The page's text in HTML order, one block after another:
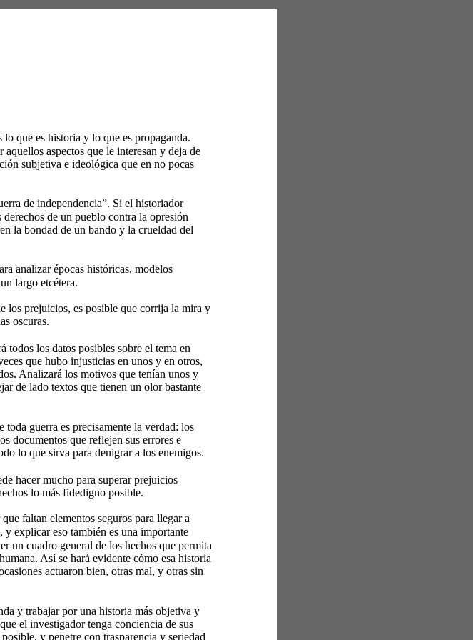
que es historia y lo que es propaganda.
aspectos que le interesan y deja de
subjetiva e ideológica que en no pocas
de independencia”. Si el historiador
de un pueblo contra la opresión
la bondad de un bando y la crueldad del
analizar épocas históricas, modelos
largo etcétera.
los prejuicios, es posible que corrija la mira y
oscuras.
los datos posibles sobre el tema en
que hubo injusticias en unos y en otros,
Analizará los motivos que tenían unos y
de lado textos que tienen un olor bastante
guerra es precisamente la verdad: los
documentos que reflejen sus errores e
lo que sirva para denigrar a los enemigos.
hacer mucho para superar prejuicios
lo más fidedigno posible.
faltan elementos seguros para llegar a
explicar eso también es una importante
un cuadro general de los hechos que permita
Así se hará evidente cómo esa historia
actuaron bien, otras mal, y otras sin
y trabajar por una historia más objetiva y
el investigador tenga conciencia de sus
y penetre con trasparencia y seriedad